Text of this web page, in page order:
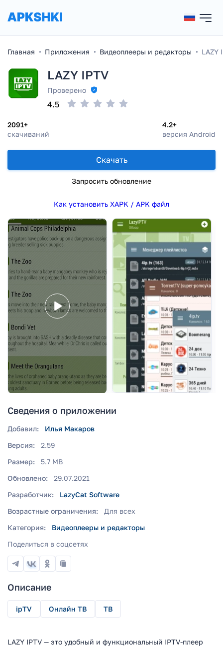
Главная Приложения Видеоплееры и редакторы LAZY
LAZY IPTV
Проверено
2091+
скачиваний
4.2+
версия Android
4.5
Скачать
Запросить обновление
Как установить XAPK / APK файл
Сведения о приложении
Добавил:
Илья Макаров
Версия:
2.59
Размер:
5.7 MB
Обновлено:
29.07.2021
Разработчик:
LazyCat Software
Возрастные ограничения:
Для всех
Категория:
Видеоплееры и редакторы
Поделиться в соцсетях
Описание
ipTV Онлайн ТВ ТВ
LAZY IPTV — это удобный и функциональный IPTV-плеер